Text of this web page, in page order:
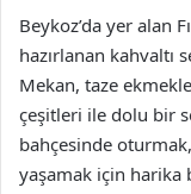
Beykoz’da yer alan
hazırlanan kahvaltı
Mekan, taze
çeşitleri ile dolu bir
bahçesinde
yaşamak için harika